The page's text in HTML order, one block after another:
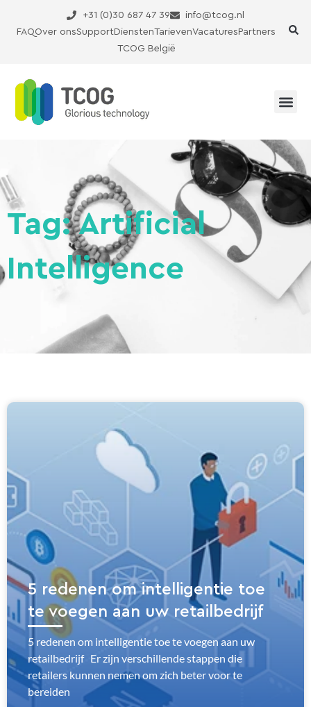
+31 (0)30 687 47 39
info@tcog.nl
FAQOver onsSupportDienstenTarievenVacatures Partners
TCOG België
Tag: Artificial
Intelligence
5 redenen om intelligentie toe
te voegen aan uw retailbedrijf
5 redenen om intelligentie toe te voegen aan uw
retailbedrijf Er zijn verschillende stappen die
retailers kunnen nemen om zich beter voor te
bereiden